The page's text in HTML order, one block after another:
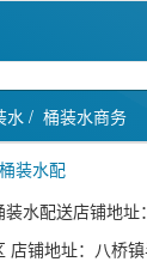
水 / 桶装水商务
装水配
水配送店铺地
店铺地址：八桥